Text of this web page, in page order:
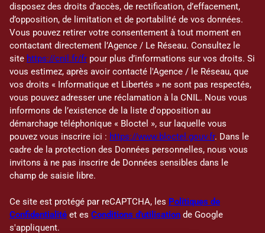
disposez des droits d’accès, de rectification, d’effacement,
d’opposition, de limitation et de portabilité de vos données.
Vous pouvez retirer votre consentement à tout moment en
contactant directement l’Agence / Le Réseau. Consultez le
site https://cnil.fr/fr pour plus d’informations sur vos droits. Si
vous estimez, après avoir contacté l'Agence / le Réseau, que
vos droits « Informatique et Libertés » ne sont pas respectés,
vous pouvez adresser une réclamation à la CNIL. Nous vous
informons de l’existence de la liste d'opposition au
démarchage téléphonique « Bloctel », sur laquelle vous
pouvez vous inscrire ici : https://www.bloctel.gouv.fr. Dans le
cadre de la protection des Données personnelles, nous vous
invitons à ne pas inscrire de Données sensibles dans le
champ de saisie libre.
Ce site est protégé par reCAPTCHA, les Politiques de
Confidentialité et es Conditions d'utilisation de Google
s'appliquent.